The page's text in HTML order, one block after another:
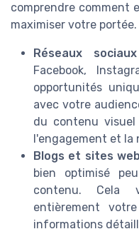
comprendre comment
maximiser votre portée.
Réseaux
Facebook,
opportunités
avec votre
du contenu
l'engagement et
Blogs et sites
bien optimisé
contenu. Cela
entièrement
informations